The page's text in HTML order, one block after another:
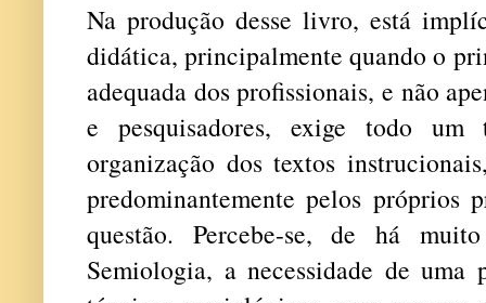
Na produção desse livro, está
didática, principalmente quando o
adequada dos profissionais, e não
e pesquisadores, exige todo um
organização dos textos
predominantemente pelos próprios
questão. Percebe-se, de há
Semiologia, a necessidade de uma